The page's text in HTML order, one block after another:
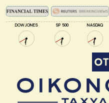
DOW JONES SP 500 NASDAQ